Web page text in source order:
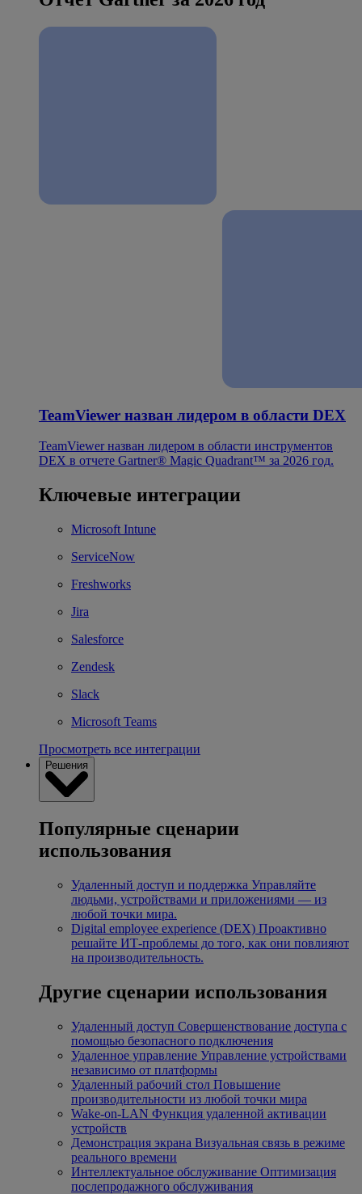
TeamViewer назван лидером в области DEX
TeamViewer назван лидером в области инструментов
DEX в отчете Gartner® Magic Quadrant™ за 2026 год.
Ключевые интеграции
Microsoft Intune
ServiceNow
Freshworks
Jira
Salesforce
Zendesk
Slack
Microsoft Teams
Просмотреть все интеграции
Решения
Популярные сценарии
использования
Удаленный доступ и поддержка Управляйте
людьми, устройствами и приложениями — из
любой точки мира.
Digital employee experience (DEX) Проактивно
решайте ИТ-проблемы до того, как они повлияют
на производительность.
Другие сценарии использования
Удаленный доступ Совершенствование доступа с
помощью безопасного подключения
Удаленное управление Управление устройствами
независимо от платформы
Удаленный рабочий стол Повышение
производительности из любой точки мира
Wake-on-LAN Функция удаленной активации
устройств
Демонстрация экрана Визуальная связь в режиме
реального времени
Интеллектуальное обслуживание Оптимизация
послепродажного обслуживания